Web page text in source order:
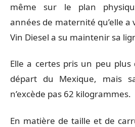
même sur le plan
années de maternité qu’elle a
Vin Diesel a su maintenir sa
Elle a certes pris un peu plus
départ du Mexique, mais
n’excède pas 62 kilogrammes.
En matière de taille et de